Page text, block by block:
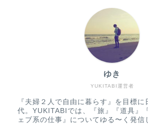
YUKITABI運営者
ゆき
『夫婦２人で自由に暮らす』を目標に
代。YUKITABIでは、『旅』『道具』
ェブ系の仕事』についてゆる〜く発信